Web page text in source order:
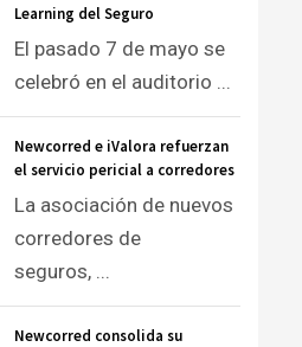
Learning del Seguro
El pasado 7 de mayo se
celebró en el auditorio ...
Newcorred e iValora refuerzan
el servicio pericial a corredores
La asociación de nuevos
corredores de
seguros, ...
Newcorred consolida su